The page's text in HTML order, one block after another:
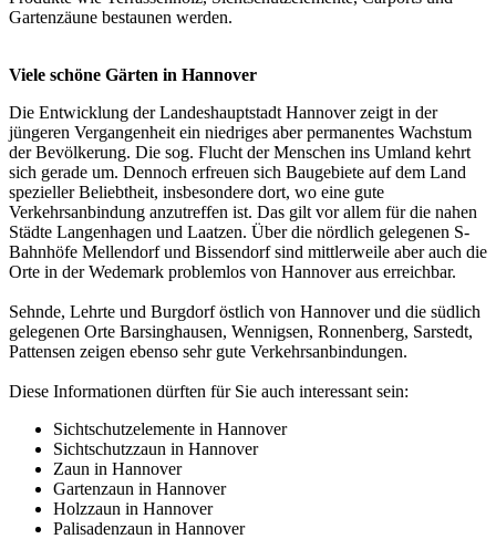
Gartenzäune bestaunen werden.
Viele schöne Gärten in Hannover
Die Entwicklung der Landeshauptstadt Hannover zeigt in der
jüngeren Vergangenheit ein niedriges aber permanentes Wachstum
der Bevölkerung. Die sog. Flucht der Menschen ins Umland kehrt
sich gerade um. Dennoch erfreuen sich Baugebiete auf dem Land
spezieller Beliebtheit, insbesondere dort, wo eine gute
Verkehrsanbindung anzutreffen ist. Das gilt vor allem für die nahen
Städte Langenhagen und Laatzen. Über die nördlich gelegenen S-
Bahnhöfe Mellendorf und Bissendorf sind mittlerweile aber auch die
Orte in der Wedemark problemlos von Hannover aus erreichbar.
Sehnde, Lehrte und Burgdorf östlich von Hannover und die südlich
gelegenen Orte Barsinghausen, Wennigsen, Ronnenberg, Sarstedt,
Pattensen zeigen ebenso sehr gute Verkehrsanbindungen.
Diese Informationen dürften für Sie auch interessant sein:
Sichtschutzelemente in Hannover
Sichtschutzzaun in Hannover
Zaun in Hannover
Gartenzaun in Hannover
Holzzaun in Hannover
Palisadenzaun in Hannover